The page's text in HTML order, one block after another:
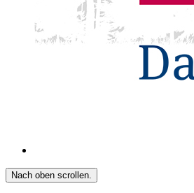
Nach oben scrollen.